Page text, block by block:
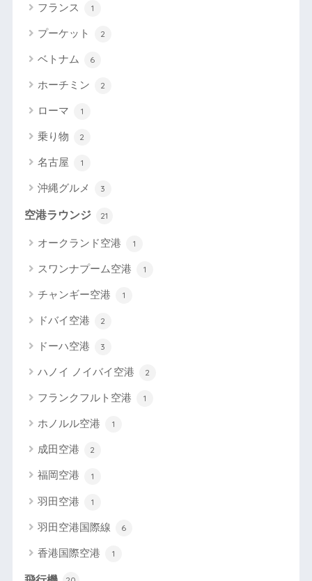
フランス 1
プーケット 2
ベトナム 6
ホーチミン 2
ローマ 1
乗り物 2
名古屋 1
沖縄グルメ 3
空港ラウンジ 21
オークランド空港 1
スワンナプーム空港 1
チャンギー空港 1
ドバイ空港 2
ドーハ空港 3
ハノイ ノイバイ空港 2
フランクフルト空港 1
ホノルル空港 1
成田空港 2
福岡空港 1
羽田空港 1
羽田空港国際線 6
香港国際空港 1